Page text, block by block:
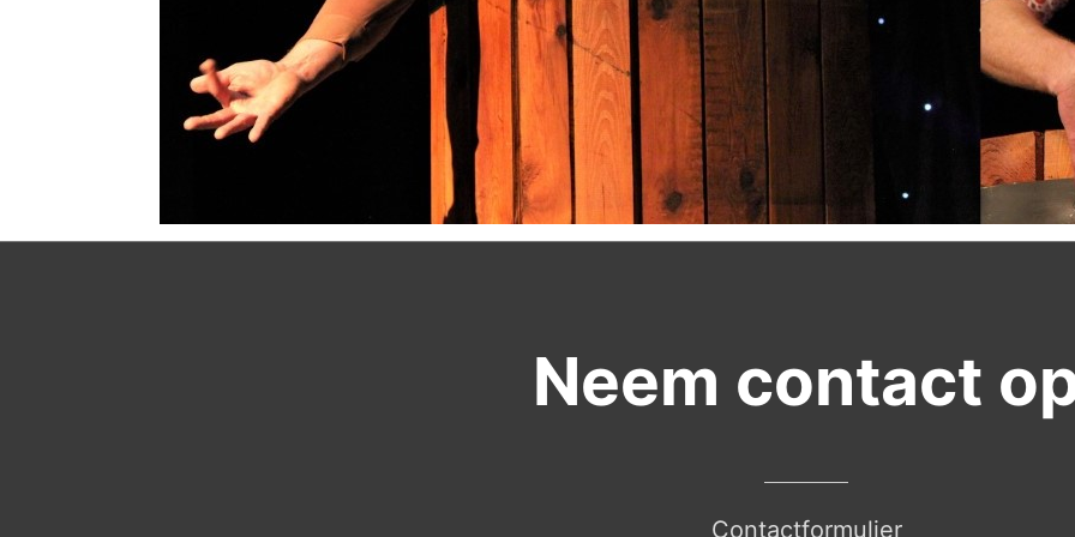
Neem contact
Contactformulier